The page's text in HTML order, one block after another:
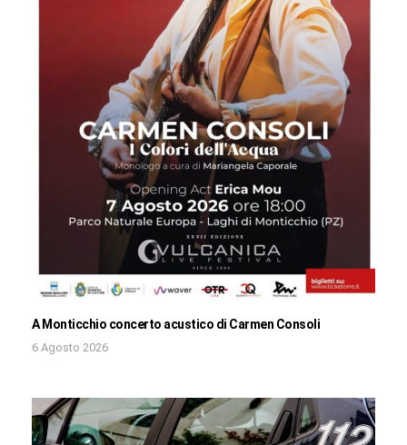
A Monticchio concerto acustico di Carmen Consoli
6 Agosto 2026